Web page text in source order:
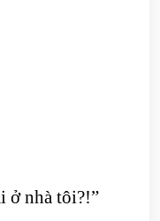
ở nhà tôi?!”